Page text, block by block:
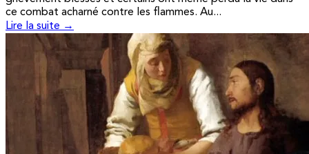
ce combat acharné contre les flammes. Au...
Lire la suite →